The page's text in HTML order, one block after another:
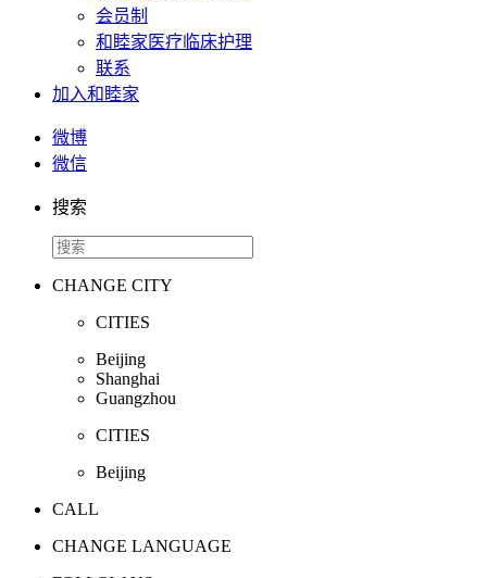
会员制
和睦家医疗临床护理
联系
加入和睦家
微博
微信
搜索
CHANGE CITY
CITIES
Beijing
Shanghai
Guangzhou
CITIES
Beijing
CALL
CHANGE LANGUAGE